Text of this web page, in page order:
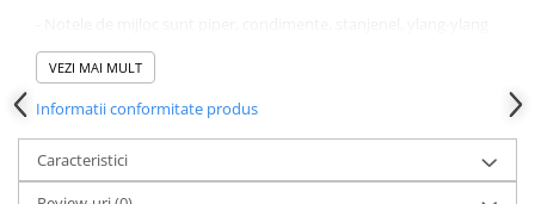
si violeta;
Peru.
VEZI MAI MULT
Informatii conformitate produs
Caracteristici